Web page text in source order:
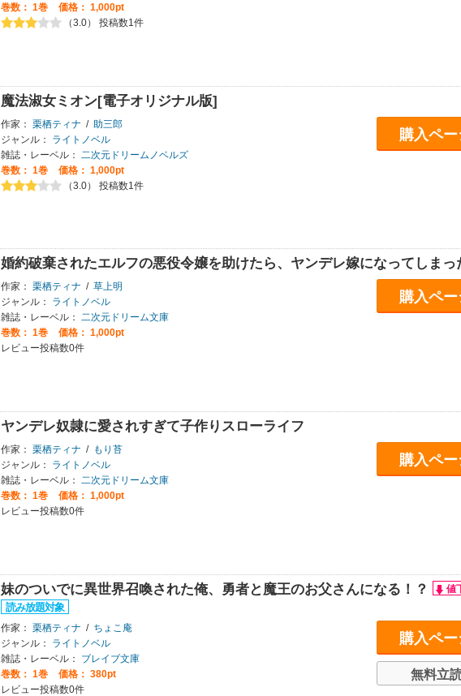
巻数： 1巻
価格： 1,000pt
（3.0） 投稿数1件
魔法淑女ミオン[電子オリジナル版]
作家： 栗栖ティナ / 助三郎
ジャンル：
ライトノベル
雑誌・レーベル：
二次元ドリームノベルズ
巻数： 1巻
価格： 1,000pt
（3.0） 投稿数1件
購入ペー
婚約破棄されたエルフの悪役令嬢を助けたら、ヤンデレ嫁になってしまっ
作家： 栗栖ティナ / 草上明
ジャンル：
ライトノベル
雑誌・レーベル： 二次元ドリーム文庫
巻数： 1巻
価格： 1,000pt
レビュー投稿数0件
購入ペー
ヤンデレ奴隷に愛されすぎて子作りスローライフ
作家： 栗栖ティナ /
もり苔
ジャンル：
ライトノベル
雑誌・レーベル： 二次元ドリーム文庫
巻数： 1巻
価格： 1,000pt
レビュー投稿数0件
購入ペー
妹のついでに異世界召喚された俺、勇者と魔王のお父さんになる！？
作家： 栗栖ティナ / ちょこ庵
ジャンル：
ライトノベル
雑誌・レーベル：
ブレイブ文庫
巻数： 1巻
価格： 380pt
レビュー投稿数0件
購入ペー
無料立